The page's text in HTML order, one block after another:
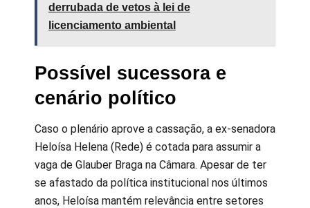
derrubada de vetos à lei de
licenciamento ambiental
Possível sucessora e
cenário político
Caso o plenário aprove a cassação, a ex-senadora
Heloísa Helena (Rede) é cotada para assumir a
vaga de Glauber Braga na Câmara. Apesar de ter
se afastado da política institucional nos últimos
anos, Heloísa mantém relevância entre setores